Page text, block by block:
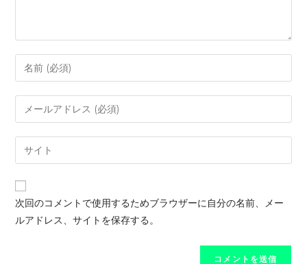
次回のコメントで使用するためブラウザーに自分の名前、メー
ルアドレス、サイトを保存する。